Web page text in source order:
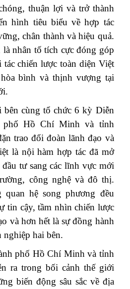
thuận lợi và trở thành
hình tiêu biểu về hợp tác
chân thành và hiệu quả.
nhân tố tích cực đóng góp
chiến lược toàn diện Việt
bình và thịnh vượng tại
bên cùng tổ chức 6 kỳ Diễn
phố Hồ Chí Minh và tỉnh
trao đổi đoàn lãnh đạo và
là nội hàm hợp tác đã mở
tư sang các lĩnh vực mới
công nghệ và đô thị.
hệ song phương đều
tin cậy, tầm nhìn chiến lược
và hơn hết là sự đồng hành
nghiệp hai bên.
phố Hồ Chí Minh và tỉnh
ra trong bối cảnh thế giới
biến động sâu sắc về địa